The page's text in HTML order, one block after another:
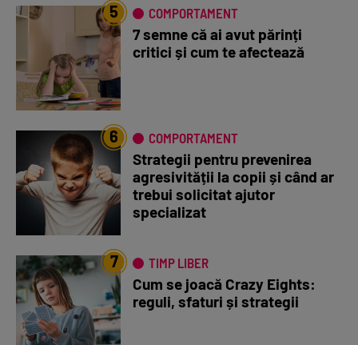
5 COMPORTAMENT
7 semne că ai avut părinți
critici și cum te afectează
6 COMPORTAMENT
Strategii pentru prevenirea
agresivității la copii și când ar
trebui solicitat ajutor
specializat
7 TIMP LIBER
Cum se joacă Crazy Eights:
reguli, sfaturi și strategii